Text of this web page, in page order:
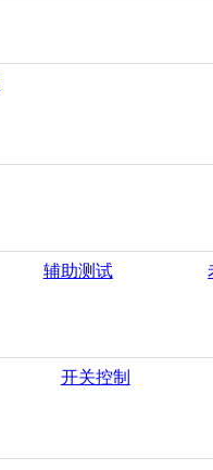
辅助测试
开关控制